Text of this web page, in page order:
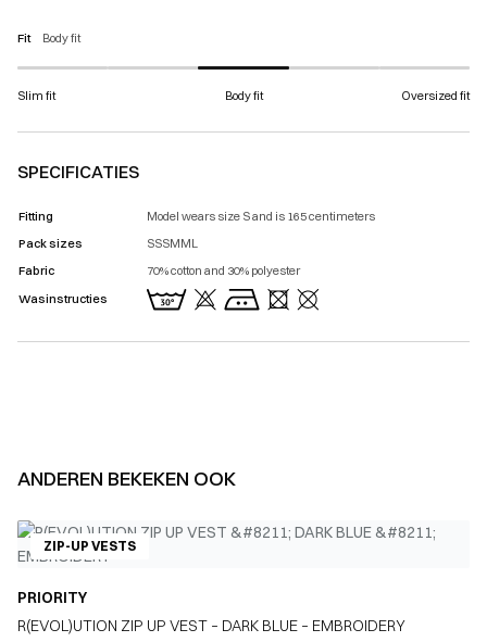
Fit Body fit
Slim fit Body fit Oversized fit
SPECIFICATIES
Fitting
Model wears size S and is 165 centimeters
Pack sizes
SSSMML
Fabric
70% cotton and 30% polyester
Wasinstructies
ANDEREN BEKEKEN OOK
ZIP-UP VESTS
PRIORITY
R(EVOL)UTION ZIP UP VEST – DARK BLUE – EMBROIDERY